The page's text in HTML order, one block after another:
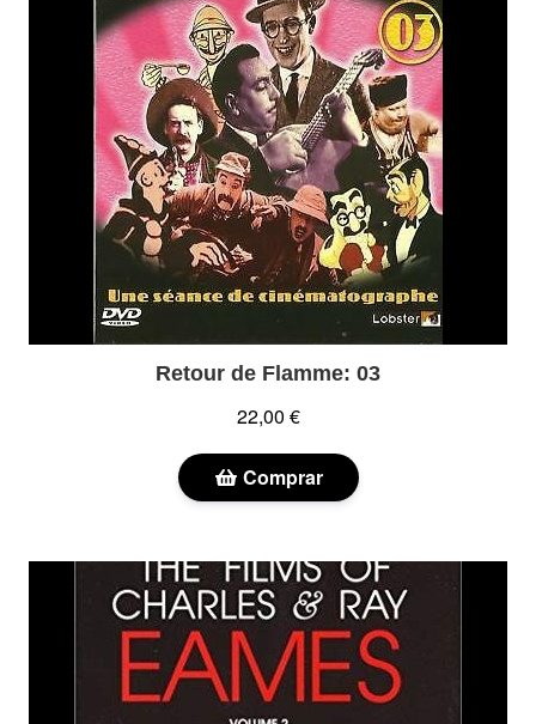
Retour de Flamme: 03
22,00 €
Comprar